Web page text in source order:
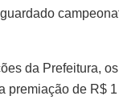
da Prefeitura,
premiação de R$